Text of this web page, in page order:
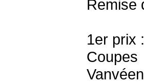
Remise
1er prix